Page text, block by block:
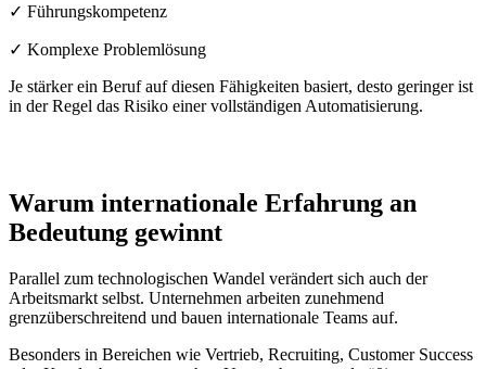
✓ Führungskompetenz
✓ Komplexe Problemlösung
Je stärker ein Beruf auf diesen Fähigkeiten basiert, desto geringer ist
in der Regel das Risiko einer vollständigen Automatisierung.
Warum internationale Erfahrung an
Bedeutung gewinnt
Parallel zum technologischen Wandel verändert sich auch der
Arbeitsmarkt selbst. Unternehmen arbeiten zunehmend
grenzüberschreitend und bauen internationale Teams auf.
Besonders in Bereichen wie Vertrieb, Recruiting, Customer Success